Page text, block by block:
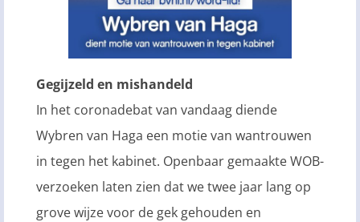
Gegijzeld en mishandeld
In het coronadebat van vandaag diende
Wybren van Haga een motie van wantrouwen
in tegen het kabinet. Openbaar gemaakte WOB-
verzoeken laten zien dat we twee jaar lang op
grove wijze voor de gek gehouden en